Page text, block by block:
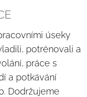
úseky
potrénovali a
práce s
a potkávání
Dodržujeme